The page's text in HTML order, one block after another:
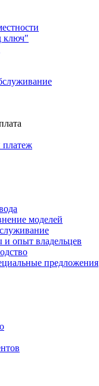
ключ"
моделей
опыт владельцев
предложения